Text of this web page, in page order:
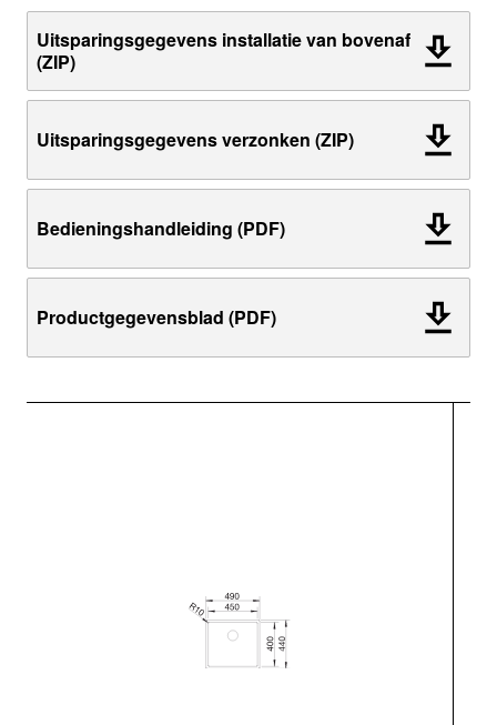
Uitsparingsgegevens installatie van bovenaf
(ZIP)
Uitsparingsgegevens verzonken (ZIP)
Bedieningshandleiding (PDF)
Productgegevensblad (PDF)